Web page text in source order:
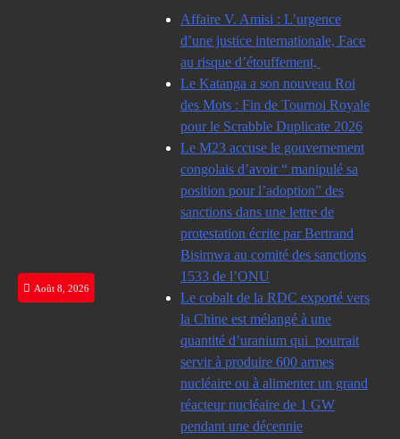
Août 8, 2026
Affaire V. Amisi : L’urgence
d’une justice internationale, Face
au risque d’étouffement,
Le Katanga a son nouveau Roi
des Mots : Fin de Tournoi Royale
pour le Scrabble Duplicate 2026
Le M23 accuse le gouvernement
congolais d’avoir “ manipulé sa
position pour l’adoption” des
sanctions dans une lettre de
protestation écrite par Bertrand
Bisimwa au comité des sanctions
1533 de l’ONU
Le cobalt de la RDC exporté vers
la Chine est mélangé à une
quantité d’uranium qui pourrait
servir à produire 600 armes
nucléaire ou à alimenter un grand
réacteur nucléaire de 1 GW
pendant une décennie